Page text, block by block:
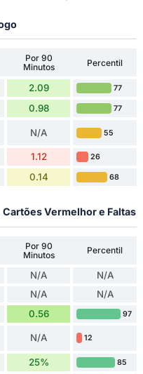
Por 90
Minutos
Percentil
2.09 77
0.98 77
N/A 55
1.12 26
0.14 68
Vermelhor e Faltas
Por 90
Minutos
Percentil
N/A N/A
N/A N/A
0.56 97
N/A 12
25% 85